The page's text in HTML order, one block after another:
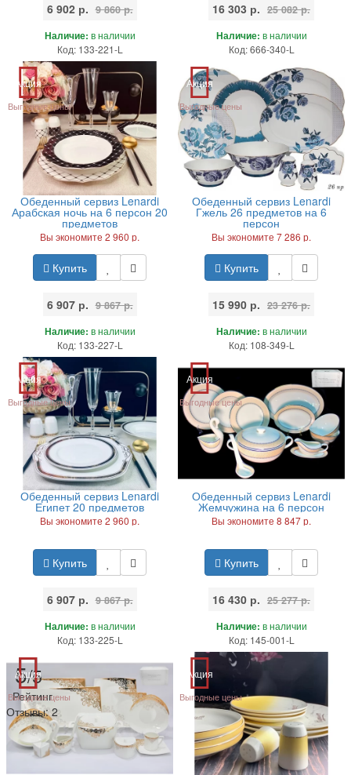
6 902 р. 9 860 р.
Наличие: в наличии
Код: 133-221-L
16 303 р. 25 082 р.
Наличие: в наличии
Код: 666-340-L
Акция
Выгодные цены
Обеденный сервиз Lenardi
Арабская ночь на 6 персон 20
предметов
Вы экономите 2 960 р.
Купить
6 907 р. 9 867 р.
Наличие: в наличии
Код: 133-227-L
Акция
Выгодные цены
Обеденный сервиз Lenardi
Гжель 26 предметов на 6
персон
Вы экономите 7 286 р.
Купить
15 990 р. 23 276 р.
Наличие: в наличии
Код: 108-349-L
Акция
Выгодные цены
Обеденный сервиз Lenardi
Египет 20 предметов
Вы экономите 2 960 р.
Купить
6 907 р. 9 867 р.
Наличие: в наличии
Код: 133-225-L
Акция
Выгодные цены
Обеденный сервиз Lenardi
Жемчужина на 6 персон
Вы экономите 8 847 р.
Купить
16 430 р. 25 277 р.
Наличие: в наличии
Код: 145-001-L
5/5
Рейтинг
Отзывы: 2
Акция
Выгодные цены
Акция
Выгодные цены